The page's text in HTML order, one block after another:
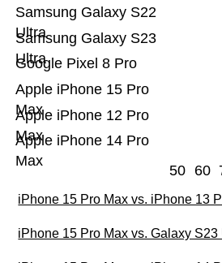
Apple iPhone 14 Pro
Max
Apple iPhone 12 Pro
Max
Apple iPhone 15 Pro
Max
Google Pixel 8 Pro
Samsung Galaxy S23
Ultra
Samsung Galaxy S22
Ultra
50 60
iPhone 15 Pro Max vs. iPhone 13
iPhone 15 Pro Max vs. Galaxy S23